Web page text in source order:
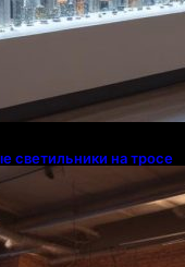
светильники на тросе